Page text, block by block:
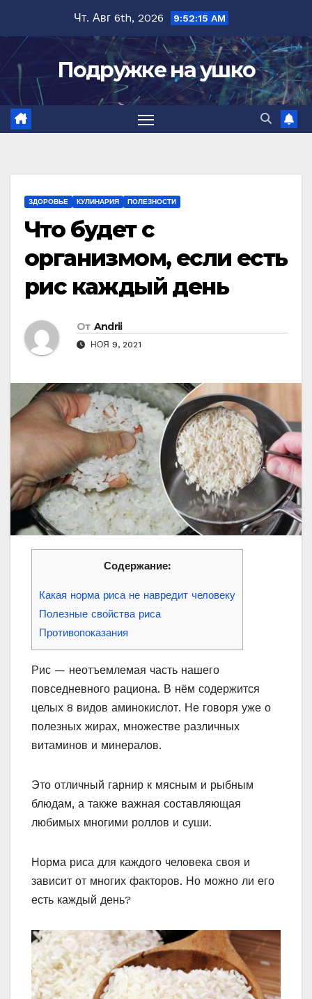
содержимому
Чт. Авг 6th, 2026 9:52:16 AM
Подружке на ушко
ЗДОРОВЬЕ КУЛИНАРИЯ ПОЛЕЗНОСТИ
Что будет с
организмом, если есть
рис каждый день
От Andrii
НОЯ 9, 2021
Содержание:
Какая норма риса не навредит человеку
Полезные свойства риса
Противопоказания
Рис — неотъемлемая часть нашего
повседневного рациона. В нём содержится
целых 8 видов аминокислот. Не говоря уже о
полезных жирах, множестве различных
витаминов и минералов.
Это отличный гарнир к мясным и рыбным
блюдам, а также важная составляющая
любимых многими роллов и суши.
Норма риса для каждого человека своя и
зависит от многих факторов. Но можно ли его
есть каждый день?